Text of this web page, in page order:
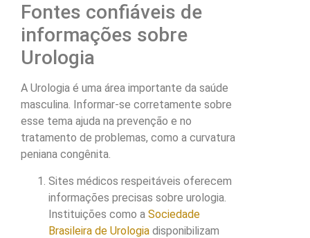
Fontes confiáveis de
informações sobre
Urologia
A Urologia é uma área importante da saúde
masculina. Informar-se corretamente sobre
esse tema ajuda na prevenção e no
tratamento de problemas, como a curvatura
peniana congênita.
Sites médicos respeitáveis oferecem
informações precisas sobre urologia.
Instituições como a Sociedade
Brasileira de Urologia disponibilizam